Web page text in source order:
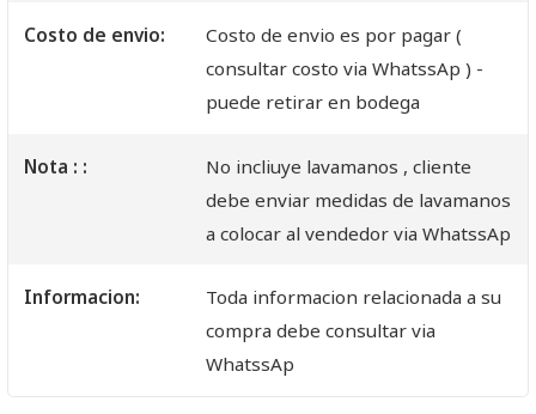
Costo de envio:
Costo de envio es por pagar (
consultar costo via WhatssAp ) -
puede retirar en bodega
Nota : :
No incliuye lavamanos , cliente
debe enviar medidas de lavamanos
a colocar al vendedor via WhatssAp
Informacion:
Toda informacion relacionada a su
compra debe consultar via
WhatssAp